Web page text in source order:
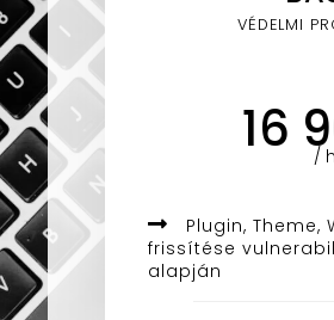
VÉDELMI
16 /
Plugin, Theme,
frissítése
alapján